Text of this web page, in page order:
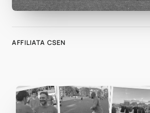
AFFILIATA CSEN